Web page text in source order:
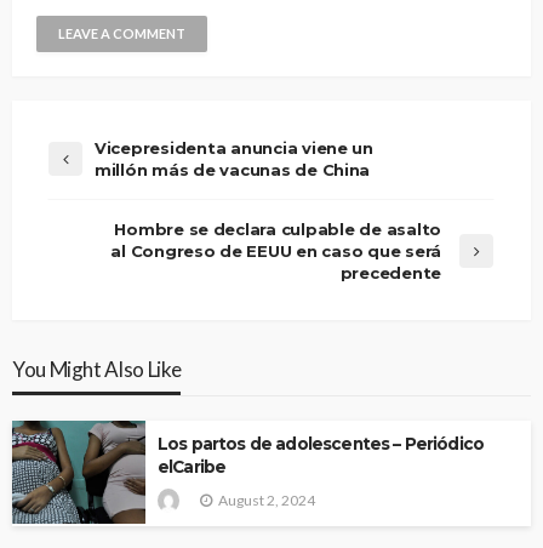
Vicepresidenta anuncia viene un
millón más de vacunas de China
Hombre se declara culpable de asalto
al Congreso de EEUU en caso que será
precedente
You Might Also Like
Los partos de adolescentes – Periódico
elCaribe
August 2, 2024